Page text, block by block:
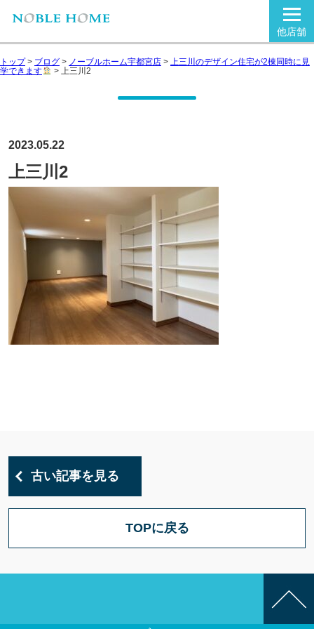
他店舗
トップ> ブログ > ノーブルホーム宇都宮店 > 上三川のデザイン住宅が2棟同時に見
学できます
> 上三川2
2023.05.22
上三川2
古い記事を見る
TOPに戻る